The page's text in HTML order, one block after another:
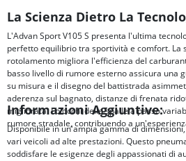
La Scienza Dietro La
L'Advan Sport V105 S presenta l'ultima
perfetto equilibrio tra sportività e comfort. La
rotolamento migliora l'efficienza del
basso livello di rumore esterno assicura una
su misura e il disegno del battistrada
aderenza sul bagnato, distanze di frenata
migliorata. I blocchi delle spalle a passo
rumore stradale, contribuendo a
Informazioni Aggiuntive:
Disponibile in un'ampia gamma di
vari veicoli ad alte prestazioni. Questo
soddisfare le esigenze degli appassionati di